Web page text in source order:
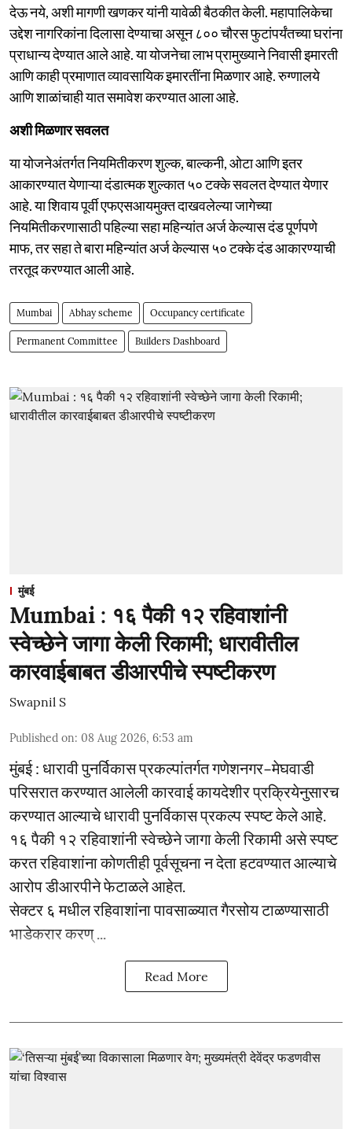
देऊ नये, अशी मागणी खणकर यांनी यावेळी बैठकीत केली. महापालिकेचा
उद्देश नागरिकांना दिलासा देण्याचा असून ८०० चौरस फुटांपर्यंतच्या घरांना
प्राधान्य देण्यात आले आहे. या योजनेचा लाभ प्रामुख्याने निवासी इमारती
आणि काही प्रमाणात व्यावसायिक इमारतींना मिळणार आहे. रुग्णालये
आणि शाळांचाही यात समावेश करण्यात आला आहे.
अशी मिळणार सवलत
या योजनेअंतर्गत नियमितीकरण शुल्क, बाल्कनी, ओटा आणि इतर
आकारण्यात येणाऱ्या दंडात्मक शुल्कात ५० टक्के सवलत देण्यात येणार
आहे. या शिवाय पूर्वी एफएसआयमुक्त दाखवलेल्या जागेच्या
नियमितीकरणासाठी पहिल्या सहा महिन्यांत अर्ज केल्यास दंड पूर्णपणे
माफ, तर सहा ते बारा महिन्यांत अर्ज केल्यास ५० टक्के दंड आकारण्याची
तरतूद करण्यात आली आहे.
Mumbai Abhay scheme Occupancy certificate
Permanent Committee Builders Dashboard
मुंबई
Mumbai : १६ पैकी १२ रहिवाशांनी
स्वेच्छेने जागा केली रिकामी; धारावीतील
कारवाईबाबत डीआरपीचे स्पष्टीकरण
Swapnil S
Published on: 08 Aug 2026, 6:53 am
मुंबई : धारावी पुनर्विकास प्रकल्पांतर्गत गणेशनगर–मेघवाडी
परिसरात करण्यात आलेली कारवाई कायदेशीर प्रक्रियेनुसारच
करण्यात आल्याचे धारावी पुनर्विकास प्रकल्प स्पष्ट केले आहे.
१६ पैकी १२ रहिवाशांनी स्वेच्छेने जागा केली रिकामी असे स्पष्ट
करत रहिवाशांना कोणतीही पूर्वसूचना न देता हटवण्यात आल्याचे
आरोप डीआरपीने फेटाळले आहेत.
सेक्टर ६ मधील रहिवाशांना पावसाळ्यात गैरसोय टाळण्यासाठी
भाडेकरार करण् ...
Read More